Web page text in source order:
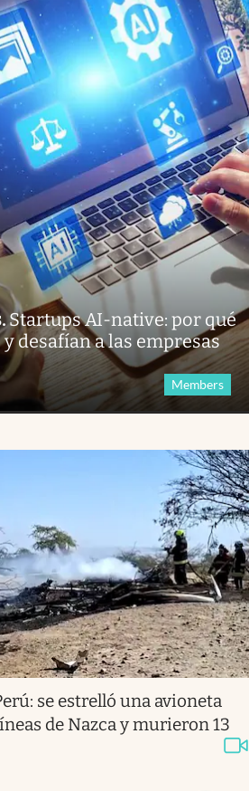
.Startups AI-native: por qué
desafían a las empresas
Members
se estrelló una avioneta
de Nazca y murieron 13